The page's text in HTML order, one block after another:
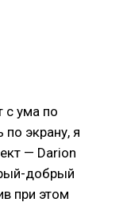
с ума по
по экрану, я
— Darion
добрый
при этом